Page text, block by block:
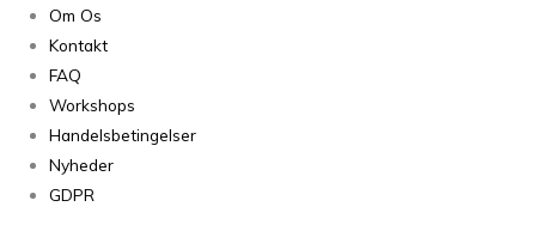
Om Os
Kontakt
FAQ
Workshops
Handelsbetingelser
Nyheder
GDPR